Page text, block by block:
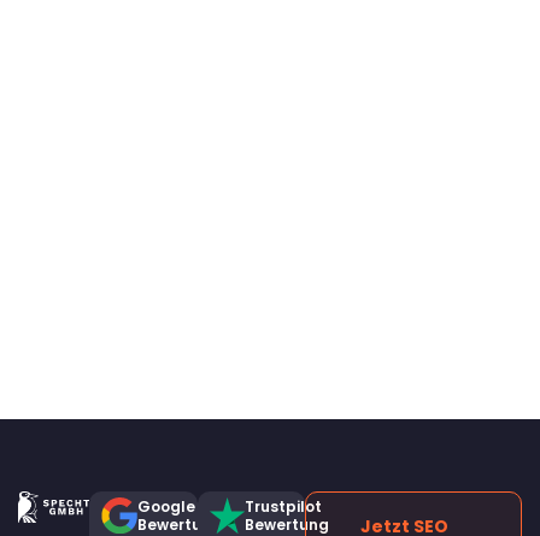
Google
Bewertung
Trustpilot
Bewertung
Jetzt SEO